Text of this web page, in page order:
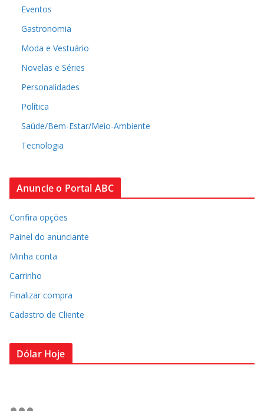
Eventos
Gastronomia
Moda e Vestuário
Novelas e Séries
Personalidades
Política
Saúde/Bem-Estar/Meio-Ambiente
Tecnologia
Anuncie o Portal ABC
Confira opções
Painel do anunciante
Minha conta
Carrinho
Finalizar compra
Cadastro de Cliente
Dólar Hoje